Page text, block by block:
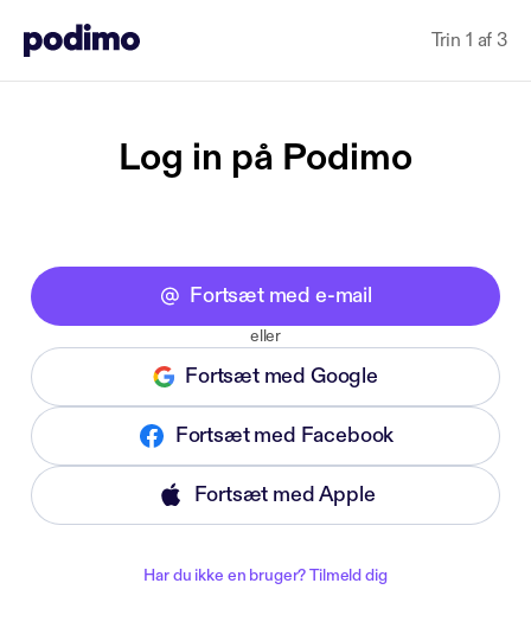
Trin 1 af 3
Log in på Podimo
Fortsæt med e-mail
eller
Fortsæt med Google
Fortsæt med Facebook
Fortsæt med Apple
Har du ikke en bruger? Tilmeld dig